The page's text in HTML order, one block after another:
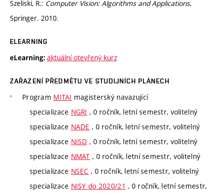
Szeliski, R.: Computer Vision: Algorithms and Applications,
Springer. 2010.
ELEARNING
eLearning: aktuální otevřený kurz
ZAŘAZENÍ PŘEDMĚTU VE STUDIJNÍCH PLÁNECH
Program MITAI magisterský navazující
specializace NGRI , 0 ročník, letní semestr, volitelný
specializace NADE , 0 ročník, letní semestr, volitelný
specializace NISD , 0 ročník, letní semestr, volitelný
specializace NMAT , 0 ročník, letní semestr, volitelný
specializace NSEC , 0 ročník, letní semestr, volitelný
specializace NISY do 2020/21 , 0 ročník, letní semestr,